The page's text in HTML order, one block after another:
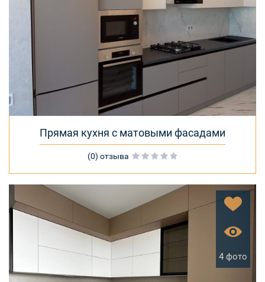
Прямая кухня с матовыми фасадами
(0) отзыва
4 фото